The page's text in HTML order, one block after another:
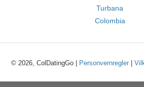
Turbana
Colombia
© 2026, ColDatingGo | Personvernregler|